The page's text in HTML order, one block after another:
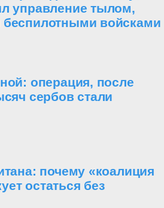
управление тылом,
войсками
операция, после
сербов стали
почему «коалиция
остаться без